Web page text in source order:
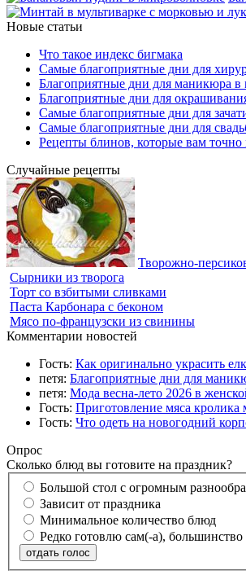
Новые статьи
Что такое индекс бигмака
Самые благоприятные дни для
Благоприятные дни для маникюра в
Благоприятные дни для
Самые благоприятные дни для
Самые благоприятные дни для
Рецепты блинов, которые вам точно
Случайные рецепты
Творожно-
Сырники из творога
Торт со взбитыми сливками
Паста Карбонара с беконом
Мясо по-французски из свинины
Комментарии новостей
Гость: Как оригинально украсить
петя: Благоприятные дни для
петя: Мода весна-лето 2026 в
Гость: Приготовление мяса
Гость: Что одеть на новогодний
Опрос
Сколько блюд вы готовите на праздник?
Большой стол с огромным
Зависит от праздника
Минимальное количество блюд
Редко готовлю сам(-а),
отдать голос